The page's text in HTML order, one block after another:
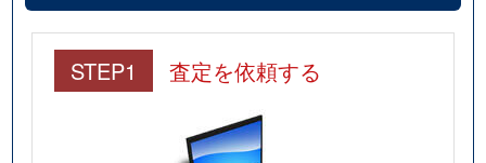
STEP1 査定を依頼する